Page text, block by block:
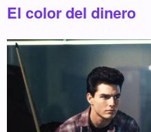
El color del dinero